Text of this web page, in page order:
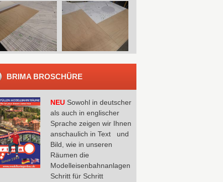
BRIMA BROSCHÜRE
NEU Sowohl in deutscher
als auch in englischer
Sprache zeigen wir Ihnen
anschaulich in Text und
Bild, wie in unseren
Räumen die
Modelleisenbahnanlagen
Schritt für Schritt